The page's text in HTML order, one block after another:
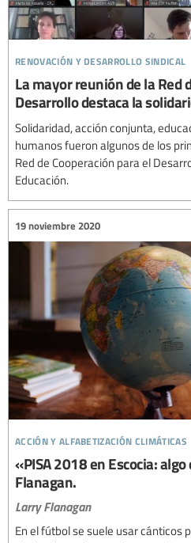
renovación y desarrollo sindical
La mayor reunión de la Red
Desarrollo destaca la
Solidaridad, acción conjunta,
humanos fueron algunos de los
Red de Cooperación para el
Educación.
acción y alfabetización climáticas
19 noviembre 2020
«PISA 2018 en Escocia:
Flanagan.
Larry Flanagan
En el fútbol se suele usar cánticos